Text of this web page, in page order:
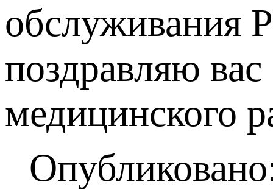
обслуживания
поздравляю
медицинского